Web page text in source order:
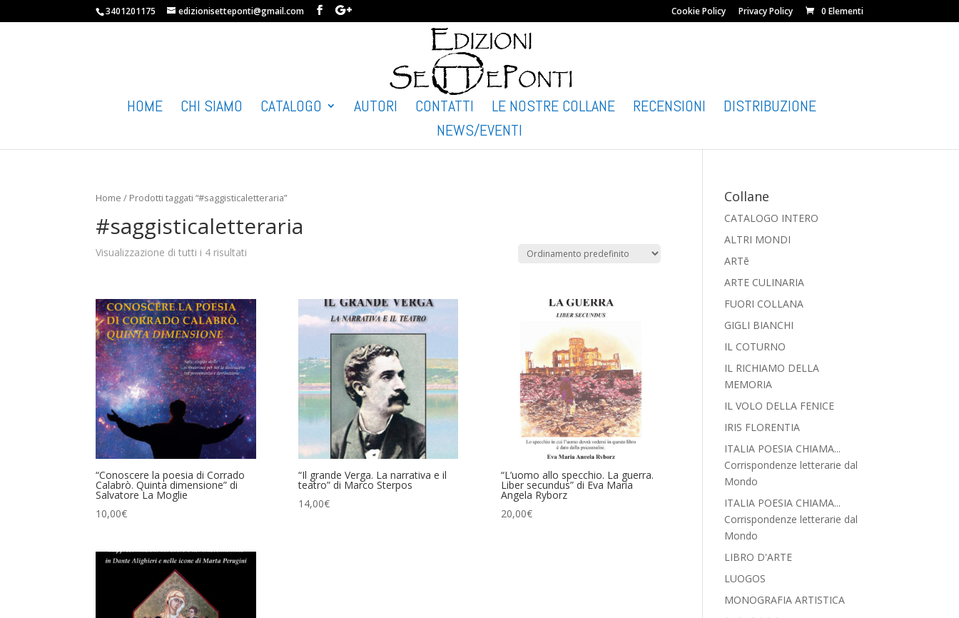
3401201175 edizionisetteponti@gmail.com Cookie Policy Privacy Policy 0 Elementi
HOME CHI SIAMO CATALOGO AUTORI CONTATTI LE NOSTRE COLLANE RECENSIONI
DISTRIBUZIONE
NEWS/EVENTI
Home / Prodotti taggati “#saggisticaletteraria”
#saggisticaletteraria
Visualizzazione di tutti i 4 risultati
“Conoscere la poesia di Corrado
Calabrò. Quinta dimensione” di
Salvatore La Moglie
10,00€
“Il grande Verga. La narrativa e il
teatro” di Marco Sterpos
14,00€
“L’uomo allo specchio. La guerra.
Liber secundus” di Eva Maria
Angela Ryborz
20,00€
Collane
CATALOGO INTERO
ALTRI MONDI
ARTē
ARTE CULINARIA
FUORI COLLANA
GIGLI BIANCHI
IL COTURNO
IL RICHIAMO DELLA
MEMORIA
IL VOLO DELLA FENICE
IRIS FLORENTIA
ITALIA POESIA CHIAMA...
Corrispondenze letterarie dal
Mondo
ITALIA POESIA CHIAMA...
Corrispondenze letterarie dal
Mondo
LIBRO D'ARTE
LUOGOS
MONOGRAFIA ARTISTICA